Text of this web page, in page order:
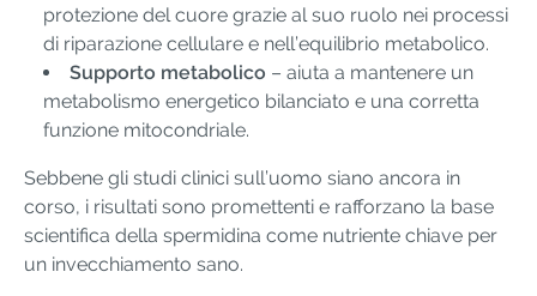
protezione del cuore grazie al suo ruolo nei processi
di riparazione cellulare e nell’equilibrio metabolico.
Supporto metabolico – aiuta a mantenere un
metabolismo energetico bilanciato e una corretta
funzione mitocondriale.
Sebbene gli studi clinici sull’uomo siano ancora in
corso, i risultati sono promettenti e rafforzano la base
scientifica della spermidina come nutriente chiave per
un invecchiamento sano.